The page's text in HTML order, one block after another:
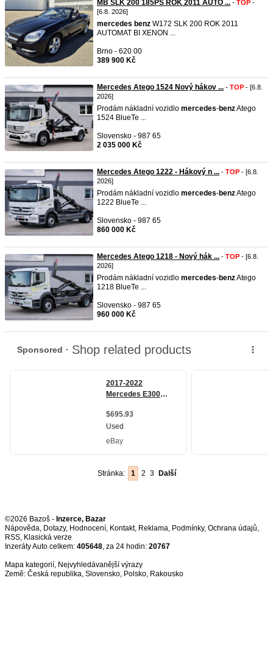
MB SLK 200 185PS ROK 2011 AUTO ... - TOP -
[6.8. 2026]
mercedes benz W172 SLK 200 ROK 2011
AUTOMAT BI XENON ...
Brno - 620 00
389 900 Kč
Mercedes Atego 1524 Nový hákov ... - TOP - [6.8.
2026]
Prodám nákladní vozidlo mercedes-benzAtego
1524 BlueTe ...
Slovensko - 987 65
2 035 000 Kč
Mercedes Atego 1222 - Hákový n ... - TOP - [6.8.
2026]
Prodám nákladní vozidlo mercedes-benzAtego
1222 BlueTe ...
Slovensko - 987 65
860 000 Kč
Mercedes Atego 1218 - Nový hák ... - TOP - [6.8.
2026]
Prodám nákladní vozidlo mercedes-benzAtego
1218 BlueTe ...
Slovensko - 987 65
960 000 Kč
Stránka: 1 2 3 Další
©2026 Bazoš - Inzerce, Bazar
Nápověda, Dotazy, Hodnocení, Kontakt, Reklama, Podmínky, Ochrana údajů,
RSS,
Inzeráty Auto celkem: 405648, za 24 hodin: 20767
Mapa kategorií, Nejvyhledávanější výrazy
Země: Česká republika, Slovensko, Polsko, Rakousko